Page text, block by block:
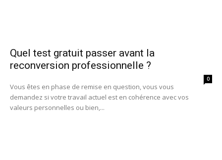
Quel test gratuit passer avant la
reconversion professionnelle ?
0
Vous êtes en phase de remise en question, vous vous
demandez si votre travail actuel est en cohérence avec vos
valeurs personnelles ou bien,...